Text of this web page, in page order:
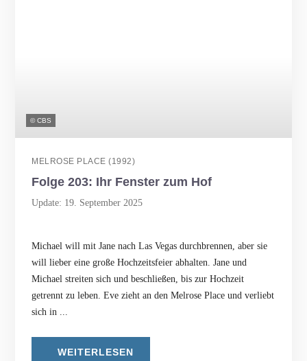
© CBS
MELROSE PLACE (1992)
Folge 203: Ihr Fenster zum Hof
Update: 19. September 2025
Michael will mit Jane nach Las Vegas durchbrennen, aber sie
will lieber eine große Hochzeitsfeier abhalten. Jane und
Michael streiten sich und beschließen, bis zur Hochzeit
getrennt zu leben. Eve zieht an den Melrose Place und verliebt
sich in ...
WEITERLESEN